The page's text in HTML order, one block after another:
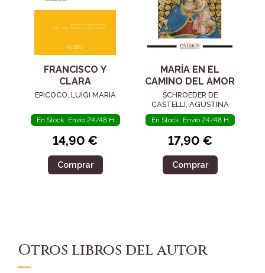
FRANCISCO Y
CLARA
EPICOCO, LUIGI MARIA
En Stock. Envío 24/48 H
14,90 €
Comprar
MARÍA EN EL
CAMINO DEL AMOR
SCHROEDER DE
CASTELLI, AGUSTINA
En Stock. Envío 24/48 H
17,90 €
Comprar
Otros libros del autor